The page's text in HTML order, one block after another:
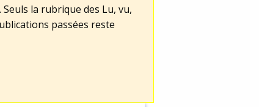
la rubrique des Lu, vu,
passées reste